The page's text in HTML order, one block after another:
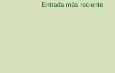
Entrada más reciente